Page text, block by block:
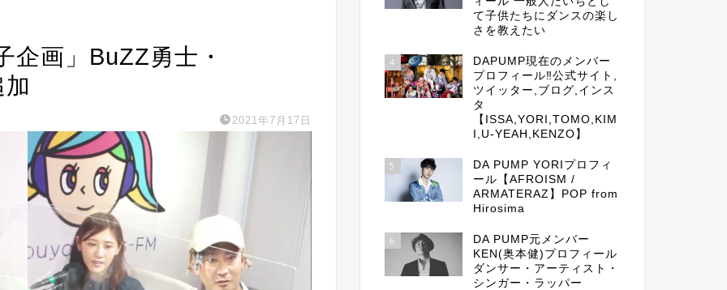
企画」BuZZ勇士・
2021年7月17日
て子供たちにダンスの楽し
さを教えたい
4
DAPUMP現在のメンバー
プロフィール‼公式サイト,
ツイッター,ブログ,インス
タ
【ISSA,YORI,TOMO,KIM
I,U-YEAH,KENZO】
5
DA PUMP YORIプロフィ
ール【AFROISM /
ARMATERAZ】POP from
Hirosima
6
DA PUMP元メンバー
KEN(奥本健)プロフィール
ダンサー・アーティスト・
シンガー・ラッパー